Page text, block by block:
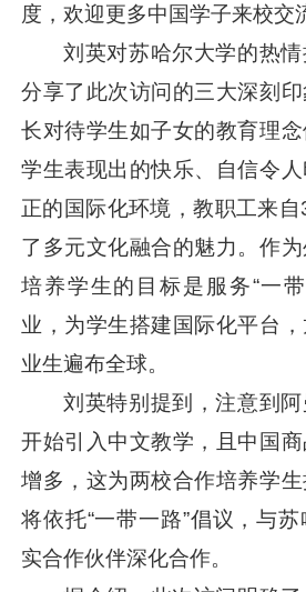
度，欢迎更多中国学子来校交
刘英对苏哈尔大学的热
分享了此次访问的三大深刻
长对待学生如子女的教育理念
学生表现出的快乐、自信令
正的国际化环境，教职工来
了多元文化融合的魅力。作
培养学生的目标是服务“一
业，为学生搭建国际化平台
业生遍布全球。
刘英特别提到，注意到
开始引入中文教学，且中国
增多，这为两校合作培养学生
将依托“一带一路”倡议，与
实合作伙伴深化合作。